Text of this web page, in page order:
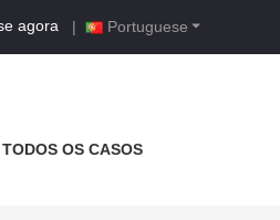
Portuguese
agora |
TODOS OS CASOS